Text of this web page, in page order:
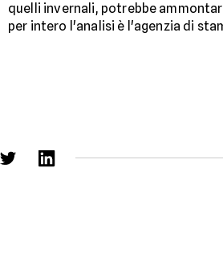
quelli invernali, potrebbe
per intero l'analisi è l'agenzia di